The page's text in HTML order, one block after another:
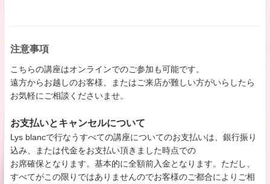
注意事項
こちらの講座はオンラインでのご参加も可能です。
遠方からお越しのお客様、またはご来店が難しい方がいらしたら
お気軽にご相談くださいませ。
お支払いとキャンセルについて
Lys blancで行なうすべての講座についてのお支払いは、銀行振り
込み、または代金をお支払い頂きました時点での
お席確保となります。基本的に全額前入金となります。ただし、
すべてがこの限りではありませんのでお客様のご都合によりご相